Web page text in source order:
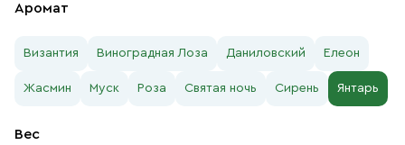
Аромат
Византия Виноградная Лоза Даниловский Елеон
Жасмин Муск Роза Святая ночь Сирень Янтарь
Вес